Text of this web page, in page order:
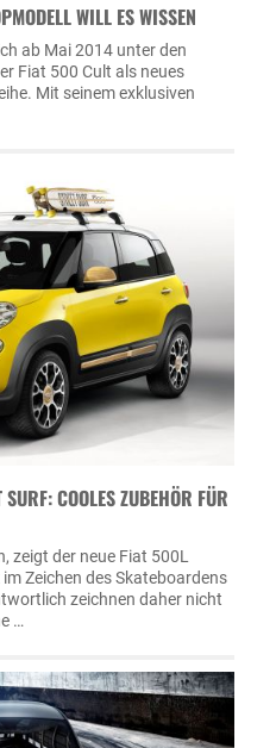
WILL ES WISSEN
ab Mai 2014 unter den
Fiat 500 Cult als neues
Mit seinem exklusiven
COOLES ZUBEHÖR FÜR
zeigt der neue Fiat 500L
Zeichen des Skateboardens
zeichnen daher nicht
…